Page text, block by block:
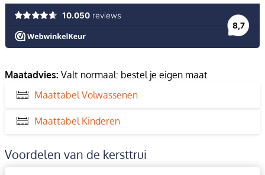
Maatadvies: Valt normaal: bestel je eigen maat
Maattabel Volwassenen
Maattabel Kinderen
Voordelen van de kersttrui